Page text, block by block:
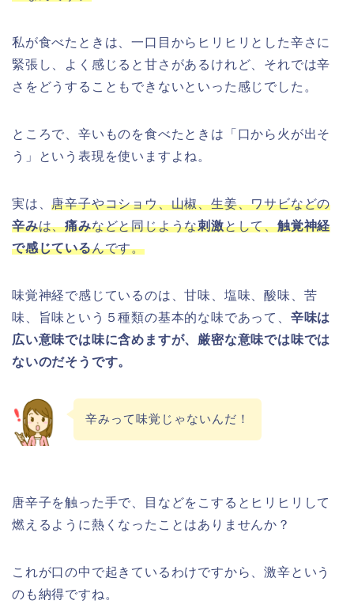
私が食べたときは、一口目からヒリヒリとした辛さに
緊張し、よく感じると甘さがあるけれど、それでは辛
さをどうすることもできないといった感じでした。
ところで、辛いものを食べたときは「口から火が出そ
う」という表現を使いますよね。
実は、唐辛子やコショウ、山椒、生姜、ワサビなどの
辛みは、痛みなどと同じような刺激として、触覚神経
で感じているんです。
味覚神経で感じているのは、甘味、塩味、酸味、苦
味、旨味という５種類の基本的な味であって、 辛味は
広い意味では味に含めますが、厳密な意味では味では
ないのだそうです。
辛みって味覚じゃないんだ！
唐辛子を触った手で、目などをこするとヒリヒリして
燃えるように熱くなったことはありませんか？
これが口の中で起きているわけですから、激辛という
のも納得ですね。